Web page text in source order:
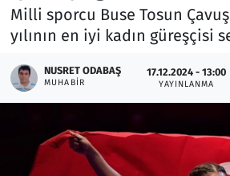
Milli sporcu Buse Tosun
yılının en iyi kadın güreşçisi
NUSRET ODABAŞ
MUHABIR
17.12.2024 - 13:00
YAYINLANMA
Lezzet Durağı
Memur ve Kamu
Oyun